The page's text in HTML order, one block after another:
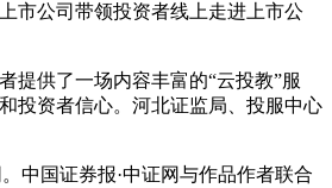
市公司带领投资者线上走进上市公
供了一场内容丰富的“云投教”服
投资者信心。河北证监局、投服中心
中国证券报·中证网与作品作者联合